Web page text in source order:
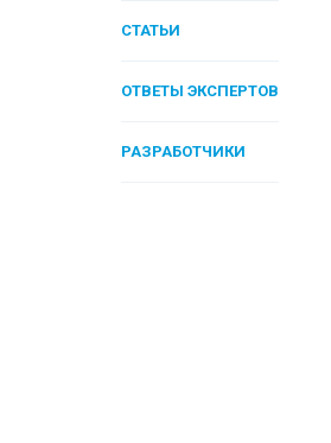
СТАТЬИ
ОТВЕТЫ ЭКСПЕРТОВ
РАЗРАБОТЧИКИ